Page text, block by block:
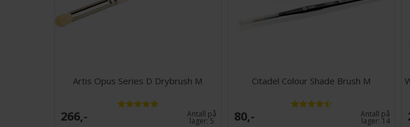
Artis Opus Series D Drybrush M
266,- Antall på
lager:5
Citadel Colour Shade Brush M
80,- Antall på
lager: 14